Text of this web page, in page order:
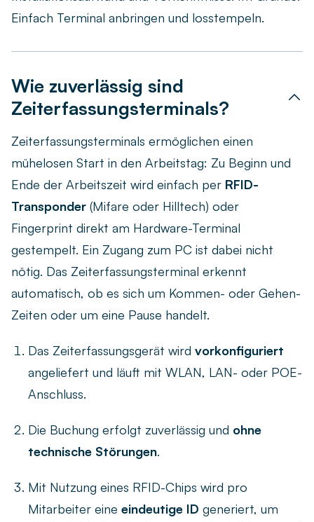
Einfach Terminal anbringen und losstempeln.
Wie zuverlässig sind
Zeiterfassungsterminals?
Zeiterfassungsterminals ermöglichen einen
mühelosen Start in den Arbeitstag: Zu Beginn und
Ende der Arbeitszeit wird einfach per RFID-
Transponder (Mifare oder Hilltech) oder
Fingerprint direkt am Hardware-Terminal
gestempelt. Ein Zugang zum PC ist dabei nicht
nötig. Das Zeiterfassungsterminal erkennt
automatisch, ob es sich um Kommen- oder Gehen-
Zeiten oder um eine Pause handelt.
Das Zeiterfassungsgerät wird vorkonfiguriert
angeliefert und läuft mit WLAN, LAN- oder POE-
Anschluss.
Die Buchung erfolgt zuverlässig und ohne
technische Störungen.
Mit Nutzung eines RFID-Chips wird pro
Mitarbeiter eine eindeutige ID generiert, um